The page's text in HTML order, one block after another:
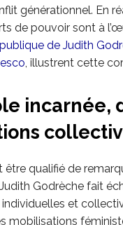
générationnel. En
de pouvoir sont à
de Judith
, illustrent cette
incarnée,
être qualifié de
Godrèche fait
et
mobilisations